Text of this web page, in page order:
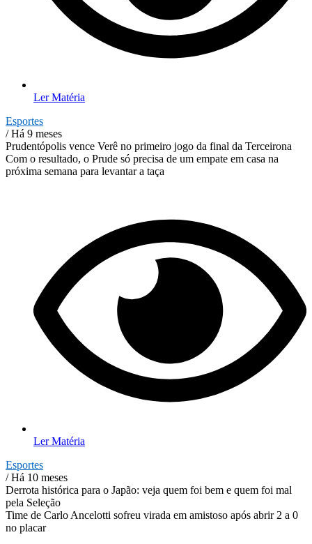
Ler Matéria
Esportes
/ Há 9 meses
Prudentópolis vence Verê no primeiro jogo da final da Terceirona
Com o resultado, o Prude só precisa de um empate em casa na
próxima semana para levantar a taça
Ler Matéria
Esportes
/ Há 10 meses
Derrota histórica para o Japão: veja quem foi bem e quem foi mal
pela Seleção
Time de Carlo Ancelotti sofreu virada em amistoso após abrir 2 a 0
no placar